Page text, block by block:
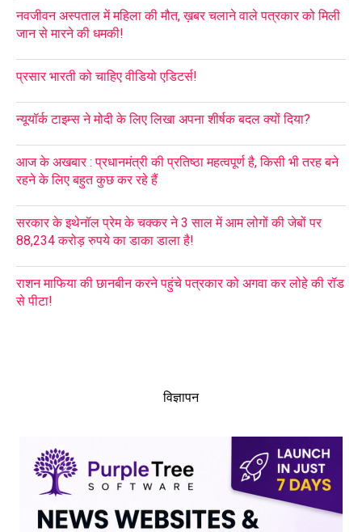
नवजीवन अस्पताल में महिला की मौत, ख़बर चलाने वाले पत्रकार को मिली
जान से मारने की धमकी!
प्रसार भारती को चाहिए वीडियो एडिटर्स!
न्यूयॉर्क टाइम्स ने मोदी के लिए लिखा अपना शीर्षक बदल क्यों दिया?
आज के अखबार : प्रधानमंत्री की प्रतिष्ठा महत्वपूर्ण है, किसी भी तरह बने
रहने के लिए बहुत कुछ कर रहे हैं
सरकार के इथेनॉल प्रेम के चक्कर ने 3 साल में आम लोगों की जेबों पर
88,234 करोड़ रुपये का डाका डाला है!
राशन माफिया की छानबीन करने पहुंचे पत्रकार को अगवा कर लोहे की रॉड
से पीटा!
विज्ञापन